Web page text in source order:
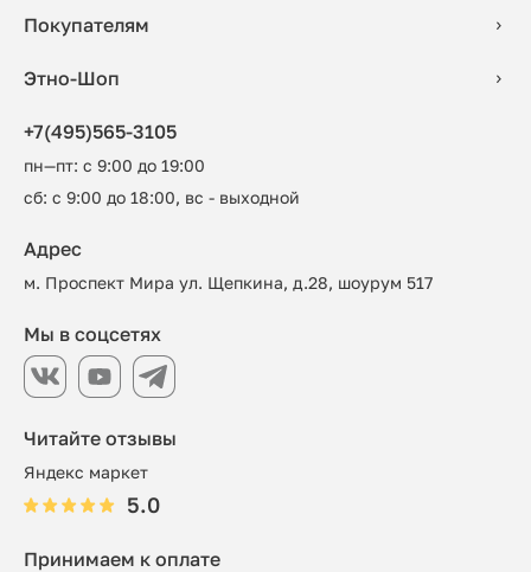
Покупателям
Этно-Шоп
+7(495)565-3105
пн—пт: с 9:00 до 19:00
сб: с 9:00 до 18:00, вс - выходной
Читайте отзывы
Яндекс маркет
5.0
Адрес
м. Проспект Мира ул. Щепкина, д.28, шоурум 517
Принимаем к оплате
Мы в соцсетях